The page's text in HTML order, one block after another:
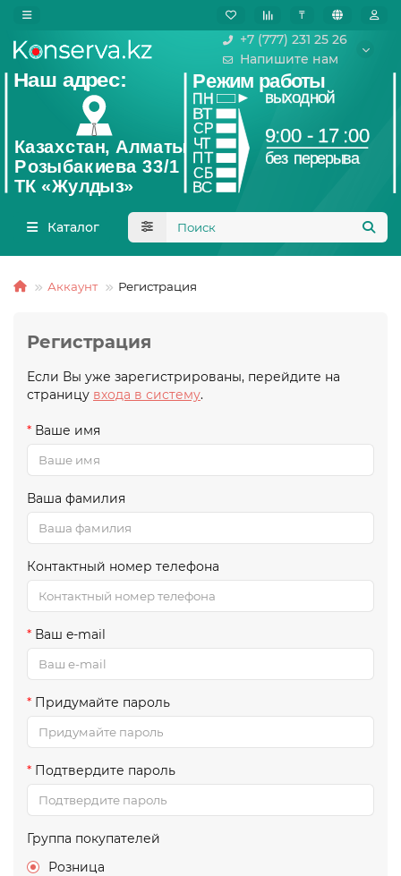
₸
+7 (777) 231 25 26
Напишите нам
Каталог
Аккаунт Регистрация
Регистрация
Если Вы уже зарегистрированы, перейдите на
страницу входа в систему.
Ваше имя
Ваша фамилия
Контактный номер телефона
Ваш e-mail
Придумайте пароль
Подтвердите пароль
Группа покупателей
Розница